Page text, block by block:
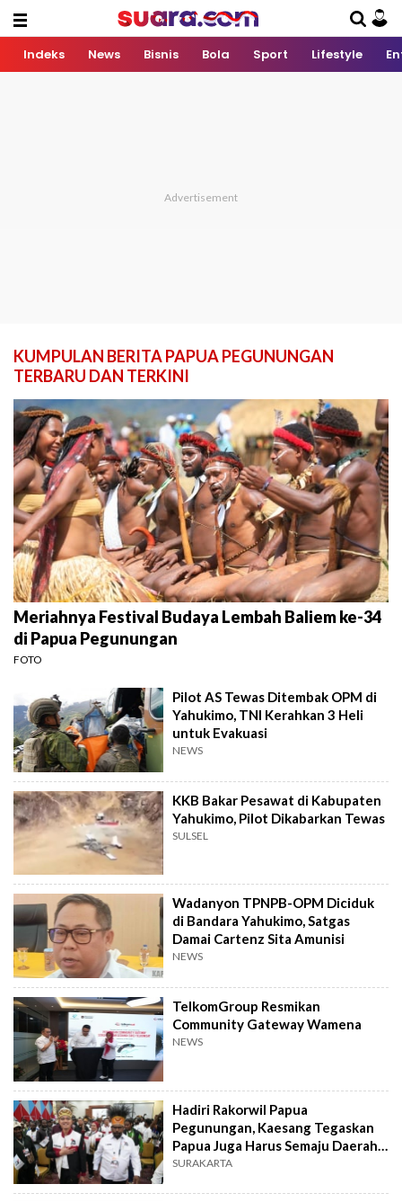
Indeks News Bisnis Bola Sport Lifestyle
KUMPULAN BERITA PAPUA PEGUNUNGAN
TERBARU DAN TERKINI
Meriahnya Festival Budaya Lembah Baliem ke-34
di Papua Pegunungan
FOTO
Pilot AS Tewas Ditembak OPM di
Yahukimo, TNI Kerahkan 3 Heli
untuk Evakuasi
NEWS
KKB Bakar Pesawat di Kabupaten
Yahukimo, Pilot Dikabarkan Tewas
SULSEL
Wadanyon TPNPB-OPM Diciduk
di Bandara Yahukimo, Satgas
Damai Cartenz Sita Amunisi
NEWS
TelkomGroup Resmikan
Community Gateway Wamena
NEWS
Hadiri Rakorwil Papua
Pegunungan, Kaesang Tegaskan
Papua Juga Harus Semaju Daerah
Lain
SURAKARTA